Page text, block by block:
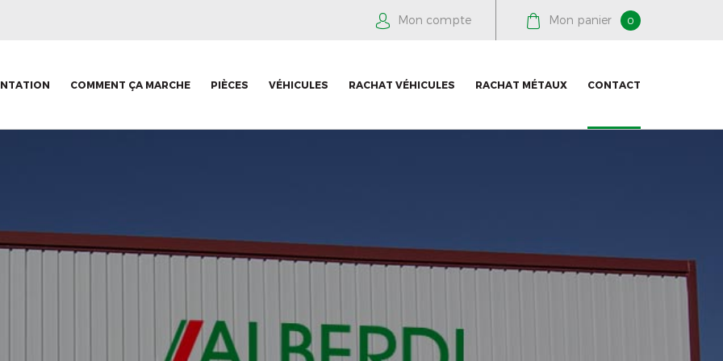
Mon compte Mon panier 0
COMMENT ÇA MARCHE PIÈCES VÉHICULES RACHAT VÉHICULES RACHAT MÉTAUX CONTACT